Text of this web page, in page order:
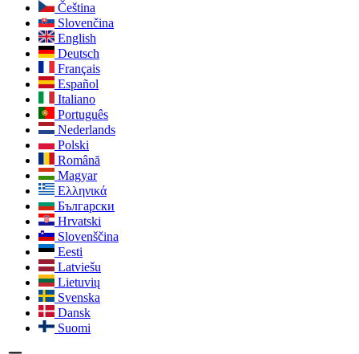
Čeština
Slovenčina
English
Deutsch
Français
Español
Italiano
Português
Nederlands
Polski
Română
Magyar
Ελληνικά
Български
Hrvatski
Slovenščina
Eesti
Latviešu
Lietuvių
Svenska
Dansk
Suomi